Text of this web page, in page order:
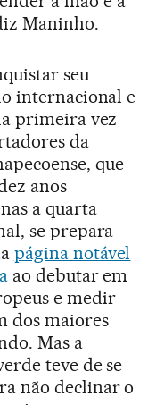
Maninho.
seu
internacional e
primeira vez
da
que
anos
a quarta
se prepara
página notável
ao debutar em
e medir
dos maiores
Mas a
teve de se
não declinar o